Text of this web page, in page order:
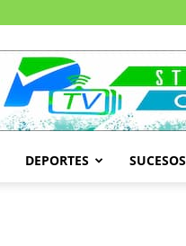
DEPORTES SUCESOS